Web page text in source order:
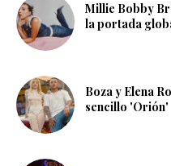
Millie Bobby
la portada
Boza y Elena
sencillo 'Orión'